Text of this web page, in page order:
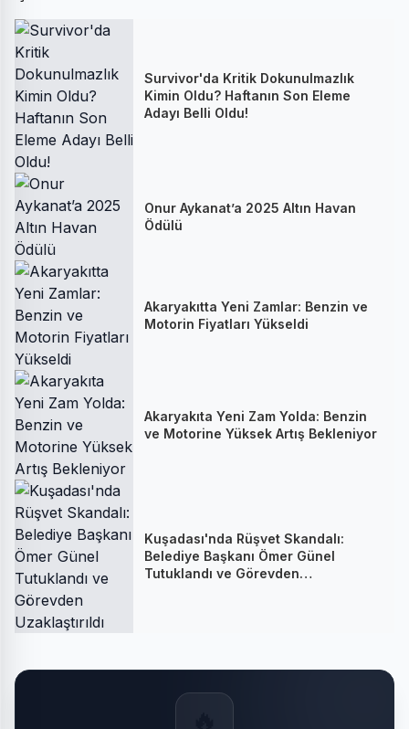
Survivor'da Kritik Dokunulmazlık
Kimin Oldu? Haftanın Son Eleme
Adayı Belli Oldu!
Onur Aykanat’a 2025 Altın Havan
Ödülü
Akaryakıtta Yeni Zamlar: Benzin ve
Motorin Fiyatları Yükseldi
Akaryakıta Yeni Zam Yolda: Benzin
ve Motorine Yüksek Artış Bekleniyor
Kuşadası'nda Rüşvet Skandalı:
Belediye Başkanı Ömer Günel
Tutuklandı ve Görevden